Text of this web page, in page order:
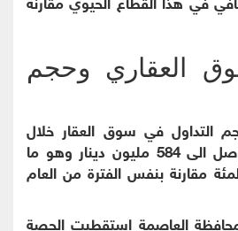
العقاري وحجم
التداول في سوق العقار خلال
حزيران سجل ارتفاعا وصل الى 584 مليون دينار وهو ما
نموا بنسبة 7 بالمئة مقارنة بنفس الفترة من العام
محافظة العاصمة استقطبت الحصة